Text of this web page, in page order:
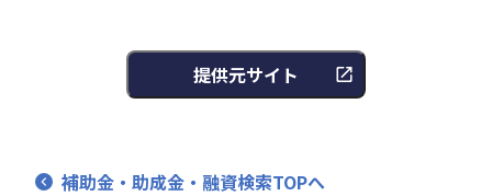
提供元サイト
補助金・助成金・融資検索TOPへ